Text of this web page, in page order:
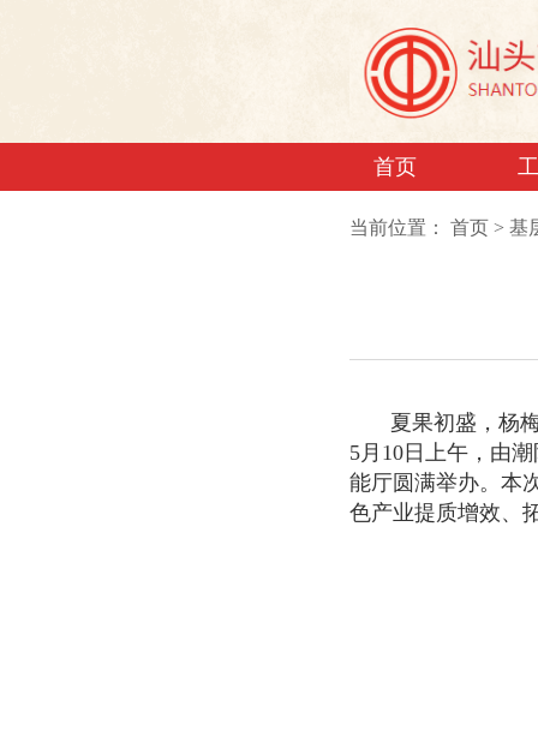
首页
当前位置： 首页 > 基
夏果初盛，杨
5月10日上午，由
能厅圆满举办。本
色产业提质增效、